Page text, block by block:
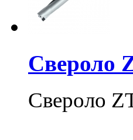
Свероло
Свероло